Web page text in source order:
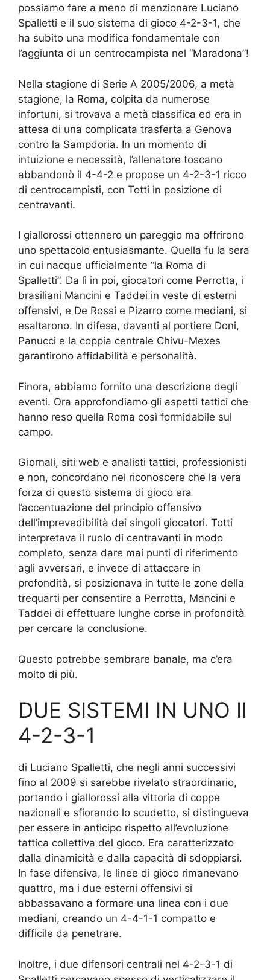
possiamo fare a meno di menzionare Luciano
Spalletti e il suo sistema di gioco 4-2-3-1, che
ha subito una modifica fondamentale con
l’aggiunta di un centrocampista nel “Maradona”!
Nella stagione di Serie A 2005/2006, a metà
stagione, la Roma, colpita da numerose
infortuni, si trovava a metà classifica ed era in
attesa di una complicata trasferta a Genova
contro la Sampdoria. In un momento di
intuizione e necessità, l’allenatore toscano
abbandonò il 4-4-2 e propose un 4-2-3-1 ricco
di centrocampisti, con Totti in posizione di
centravanti.
I giallorossi ottennero un pareggio ma offrirono
uno spettacolo entusiasmante. Quella fu la sera
in cui nacque ufficialmente “la Roma di
Spalletti”. Da lì in poi, giocatori come Perrotta, i
brasiliani Mancini e Taddei in veste di esterni
offensivi, e De Rossi e Pizarro come mediani, si
esaltarono. In difesa, davanti al portiere Doni,
Panucci e la coppia centrale Chivu-Mexes
garantirono affidabilità e personalità.
Finora, abbiamo fornito una descrizione degli
eventi. Ora approfondiamo gli aspetti tattici che
hanno reso quella Roma così formidabile sul
campo.
Giornali, siti web e analisti tattici, professionisti
e non, concordano nel riconoscere che la vera
forza di questo sistema di gioco era
l’accentuazione del principio offensivo
dell’imprevedibilità dei singoli giocatori. Totti
interpretava il ruolo di centravanti in modo
completo, senza dare mai punti di riferimento
agli avversari, e invece di attaccare in
profondità, si posizionava in tutte le zone della
trequarti per consentire a Perrotta, Mancini e
Taddei di effettuare lunghe corse in profondità
per cercare la conclusione.
Questo potrebbe sembrare banale, ma c’era
molto di più.
DUE SISTEMI IN UNO Il
4-2-3-1
di Luciano Spalletti, che negli anni successivi
fino al 2009 si sarebbe rivelato straordinario,
portando i giallorossi alla vittoria di coppe
nazionali e sfiorando lo scudetto, si distingueva
per essere in anticipo rispetto all’evoluzione
tattica collettiva del gioco. Era caratterizzato
dalla dinamicità e dalla capacità di sdoppiarsi.
In fase difensiva, le linee di gioco rimanevano
quattro, ma i due esterni offensivi si
abbassavano a formare una linea con i due
mediani, creando un 4-4-1-1 compatto e
difficile da penetrare.
Inoltre, i due difensori centrali nel 4-2-3-1 di